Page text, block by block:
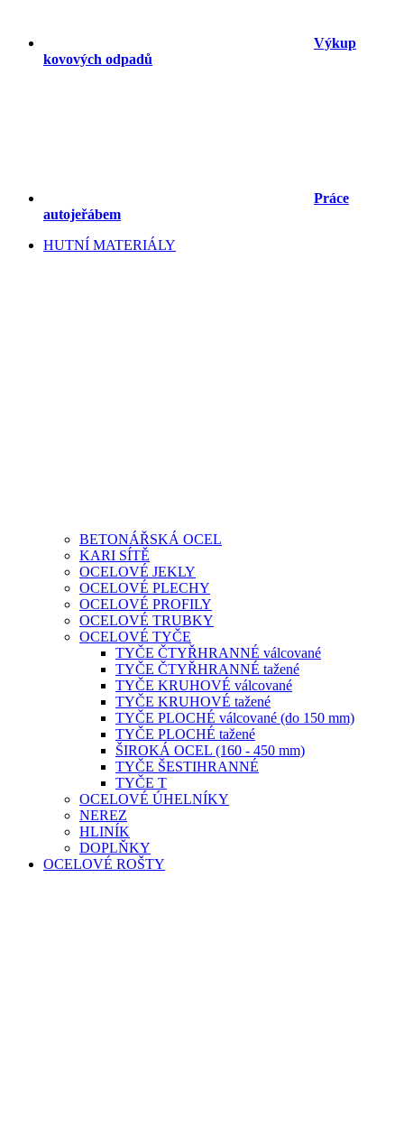
Výkup
kovových odpadů
Práce
autojeřábem
HUTNÍ MATERIÁLY
BETONÁŘSKÁ OCEL
KARI SÍTĚ
OCELOVÉ JEKLY
OCELOVÉ PLECHY
OCELOVÉ PROFILY
OCELOVÉ TRUBKY
OCELOVÉ TYČE
TYČE ČTYŘHRANNÉ válcované
TYČE ČTYŘHRANNÉ tažené
TYČE KRUHOVÉ válcované
TYČE KRUHOVÉ tažené
TYČE PLOCHÉ válcované (do 150 mm)
TYČE PLOCHÉ tažené
ŠIROKÁ OCEL (160 - 450 mm)
TYČE ŠESTIHRANNÉ
TYČE T
OCELOVÉ ÚHELNÍKY
NEREZ
HLINÍK
DOPLŇKY
OCELOVÉ ROŠTY